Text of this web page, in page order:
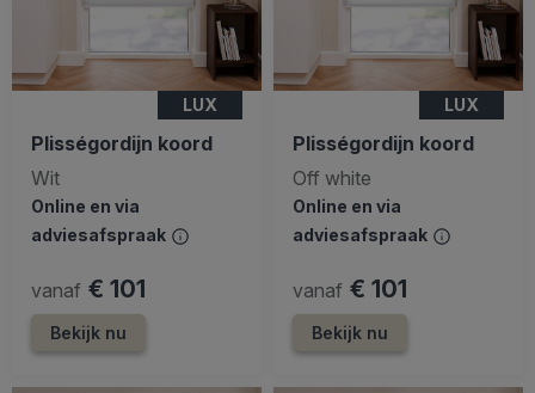
LUX
Plisségordijn koord
Wit
Online en via
adviesafspraak
vanaf € 101
Bekijk nu
LUX
Plisségordijn koord
Off white
Online en via
adviesafspraak
vanaf € 101
Bekijk nu